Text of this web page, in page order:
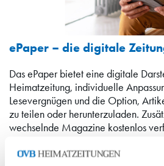
ePaper – die digitale
Das ePaper bietet eine digitale
Heimatzeitung, individuelle
Lesevergnügen und die Option,
zu teilen oder herunterzuladen.
wechselnde Magazine kostenlos